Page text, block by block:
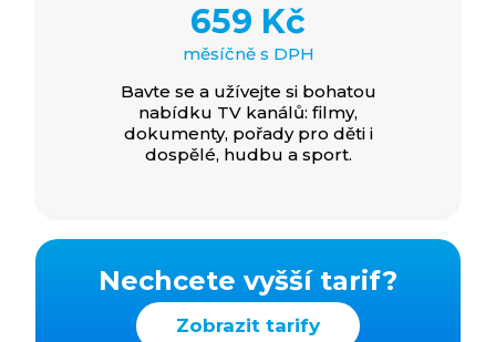
659 Kč
měsíčně s DPH
Bavte se a užívejte si bohatou
nabídku TV kanálů: filmy,
dokumenty, pořady pro děti i
dospělé, hudbu a sport.
Nechcete vyšší tarif?
Zobrazit tarify